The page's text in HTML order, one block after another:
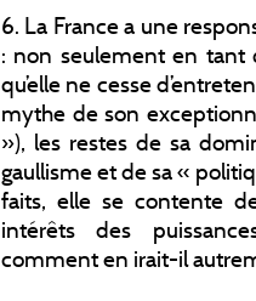
6. La France a une
: non seulement en tant
qu’elle ne cesse
mythe de son
»), les restes de sa
gaullisme et de sa «
faits, elle se contente
intérêts des
comment en irait-il